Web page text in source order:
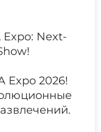
Next-
Expo 2026!